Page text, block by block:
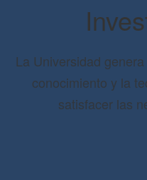
La Universidad
conocimiento y la
satisfacer las